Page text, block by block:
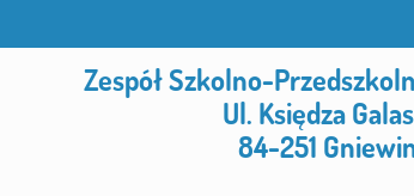
Zespół Szkolno-
Ul. Księdza
84-251